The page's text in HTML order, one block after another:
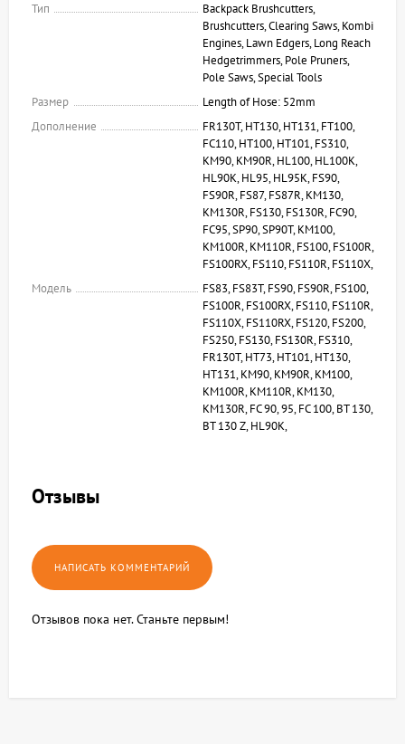
Тип
Backpack Brushcutters,
Brushcutters, Clearing Saws, Kombi
Engines, Lawn Edgers, Long Reach
Hedgetrimmers, Pole Pruners,
Pole Saws, Special Tools
Размер
Length of Hose: 52mm
Дополнение
FR130T, HT130, HT131, FT100,
FC110, HT100, HT101, FS310,
KM90, KM90R, HL100, HL100K,
HL90K, HL95, HL95K, FS90,
FS90R, FS87, FS87R, KM130,
KM130R, FS130, FS130R, FC90,
FC95, SP90, SP90T, KM100,
KM100R, KM110R, FS100, FS100R,
FS100RX, FS110, FS110R, FS110X,
Модель
FS83, FS83T, FS90, FS90R, FS100,
FS100R, FS100RX, FS110, FS110R,
FS110X, FS110RX, FS120, FS200,
FS250, FS130, FS130R, FS310,
FR130T, HT73, HT101, HT130,
HT131, KM90, KM90R, KM100,
KM100R, KM110R, KM130,
KM130R, FC 90, 95, FC 100, BT 130,
BT 130 Z, HL90K,
Отзывы
Отзывов пока нет. Станьте первым!